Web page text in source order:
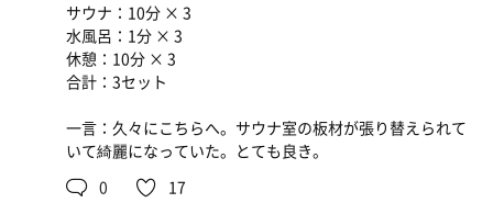
サウナ：10分 × 3
水風呂：1分 × 3
休憩：10分 × 3
合計：3セット
一言：久々にこちらへ。サウナ室の板材が張り替えられて
いて綺麗になっていた。とても良き。
0
17